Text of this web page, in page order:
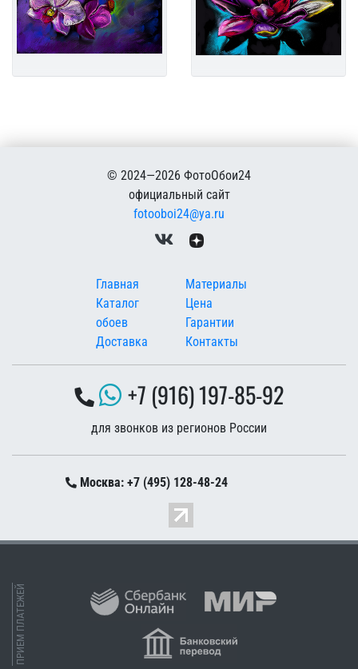
© 2024—2026 ФотоОбои24
официальный сайт
fotooboi24@ya.ru
Меню в подвале
Главная
Каталог
обоев
Доставка
Материалы
Цена
Гарантии
Контакты
+7 (916) 197-85-92
для звонков из регионов России
Москва: +7 (495) 128-48-24
ПРИЕМ ПЛАТЕЖЕЙ